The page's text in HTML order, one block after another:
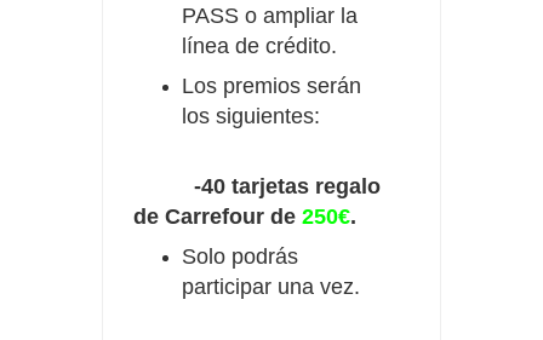
PASS o ampliar la
línea de crédito.
Los premios serán
los siguientes:
-40 tarjetas regalo
de Carrefour de 250€.
Solo podrás
participar una vez.